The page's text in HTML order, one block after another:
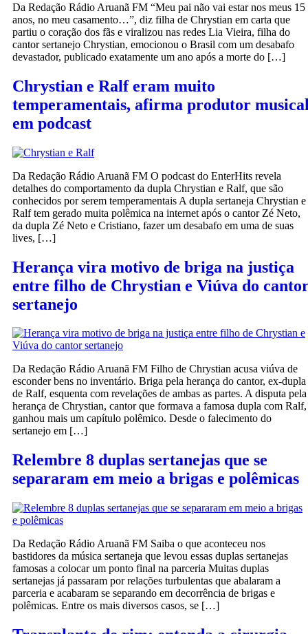
Da Redação Rádio Aruanã FM “Meu pai não vai estar nos meus 15
anos, no meu casamento…”, diz filha de Chrystian em carta que
partiu o coração dos fãs e viralizou nas redes Lia Vieira, filha do
cantor sertanejo Chrystian, emocionou o Brasil com um desabafo
devastador, publicado exatamente um ano após a morte do […]
Chrystian e Ralf eram muito
temperamentais, afirma produtor
em podcast
Da Redação Rádio Aruanã FM O podcast do EnterHits revela
detalhes do comportamento da dupla Chrystian e Ralf, que são
conhecidos por serem temperamentais A dupla sertaneja Chrystian e
Ralf tem gerado muita polêmica na internet após o cantor Zé Neto,
da dupla Zé Neto e Cristiano, fazer um desabafo em uma de suas
lives, […]
Herança vira motivo de briga na justiça
entre filho de Chrystian e Viúva do
sertanejo
Da Redação Rádio Aruanã FM Filho de Chrystian acusa viúva de
esconder bens no inventário. Briga pela herança do cantor, ex-dupla
de Ralf, esquenta com revelações de ambas as partes. A disputa pela
herança de Chrystian, cantor que formava a famosa dupla com Ralf,
ganhou mais um capítulo polêmico. Desde o falecimento do
sertanejo em […]
Relembre 8 duplas sertanejas que se
separaram em meio a brigas e polêmicas
Da Redação Rádio Aruanã FM Saiba o que aconteceu nos
bastidores da música sertaneja que levou essas duplas sertanejas
famosas a colocar um ponto final na parceria Muitas duplas
sertanejas já passaram por relações turbulentas que abalaram a
parceria e acabaram se separando em decorrência de brigas e
polêmicas. Entre os mais diversos casos, se […]